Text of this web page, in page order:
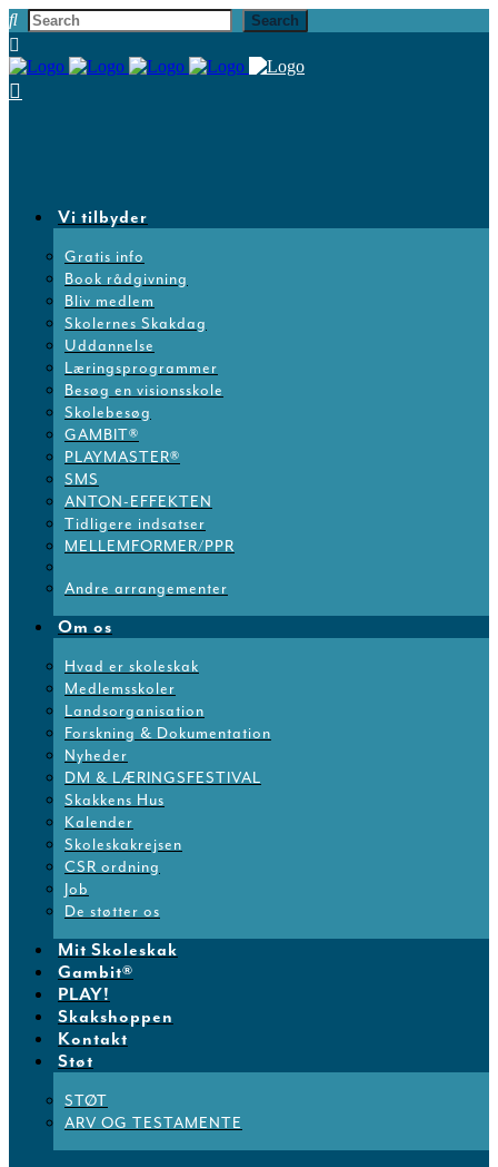
Vi tilbyder
Gratis info
Book rådgivning
Bliv medlem
Skolernes Skakdag
Uddannelse
Læringsprogrammer
Besøg en visionsskole
Skolebesøg
GAMBIT®
PLAYMASTER®
SMS
ANTON-EFFEKTEN
Tidligere indsatser
MELLEMFORMER/PPR
Andre arrangementer
Om os
Hvad er skoleskak
Medlemsskoler
Landsorganisation
Forskning & Dokumentation
Nyheder
DM & LÆRINGSFESTIVAL
Skakkens Hus
Kalender
Skoleskakrejsen
CSR ordning
Job
De støtter os
Mit Skoleskak
Gambit®
PLAY!
Skakshoppen
Kontakt
Støt
STØT
ARV OG TESTAMENTE